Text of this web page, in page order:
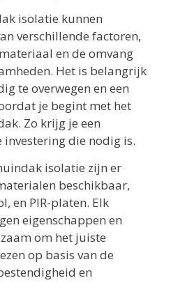
isolatie kunnen
verschillende factoren,
en de omvang
Het is belangrijk
te overwegen en een
je begint met het
Zo krijg je een
die nodig is.
isolatie zijn er
beschikbaar,
en PIR-platen. Elk
eigenschappen en
om het juiste
op basis van de
en